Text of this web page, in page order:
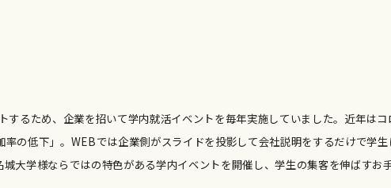
るため、企業を招いて学内就活イベントを毎年実施していました。近年は
の低下」。WEBでは企業側がスライドを投影して会社説明をするだけで学
大学様ならではの特色がある学内イベントを開催し、学生の集客を伸ばすお